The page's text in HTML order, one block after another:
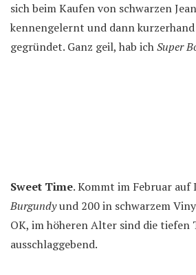
sich beim Kaufen von schwarzen
kennengelernt und dann kurzerhand
gegründet. Ganz geil, hab ichSuper
Sweet Time. Kommt im Februar auf
Burgundyund 200 in schwarzem
OK, im höheren Alter sind die tiefen
ausschlaggebend.